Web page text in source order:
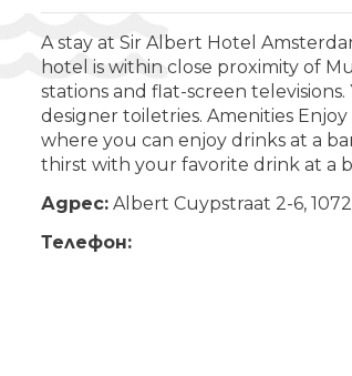
A stay at Sir Albert Hotel
hotel is within close proximity of
stations and flat-screen
designer toiletries. Amenities
where you can enjoy drinks at a
thirst with your favorite drink at a
Адрес: Albert Cuypstraat 2-6,
Телефон: